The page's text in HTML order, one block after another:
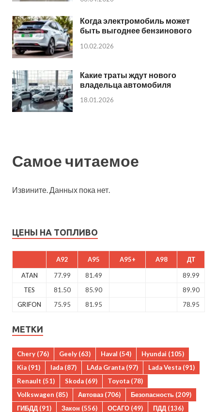
Когда электромобиль может
быть выгоднее бензинового
10.02.2026
Какие траты ждут нового
владельца автомобиля
18.01.2026
Самое читаемое
Извините. Данных пока нет.
ЦЕНЫ НА ТОПЛИВО
A92 A95 A95+ A98 ДТ
ATAN 77.99 81.49
89.99
TES
81.50 85.90
89.90
GRIFON
75.95 81.95 78.95
МЕТКИ
Chery (76) Geely (63) Haval (54) Hyundai (105)
Kia (91) lada (87) LAda Granta (97) Lada Vesta (91)
Renault (51) Skoda (69) Toyota (78)
Volkswagen (85) Автоваз (706) Безопасность (209)
ГИБДД (91) Закон (556) ОСАГО (49) ПДД (136)